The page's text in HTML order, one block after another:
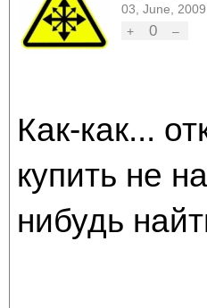
03, June,
+
0 –
Как-как...
купить не
нибудь